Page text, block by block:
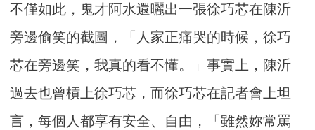
不僅如此，鬼才阿水還曬出一張徐巧芯在陳沂
旁邊偷笑的截圖，「人家正痛哭的時候，徐巧
芯在旁邊笑，我真的看不懂。」事實上，陳沂
過去也曾槓上徐巧芯，而徐巧芯在記者會上坦
言，每個人都享有安全、自由，「雖然妳常罵